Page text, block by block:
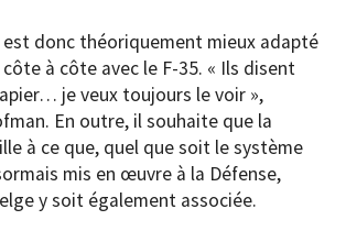
est donc théoriquement mieux adapté
à côte avec le F-35. « Ils disent
je veux toujours le voir »,
En outre, il souhaite que la
à ce que, quel que soit le système
mis en œuvre à la Défense,
y soit également associée.